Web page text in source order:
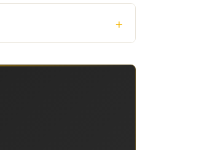
+